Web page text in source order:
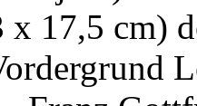
17,5 cm)